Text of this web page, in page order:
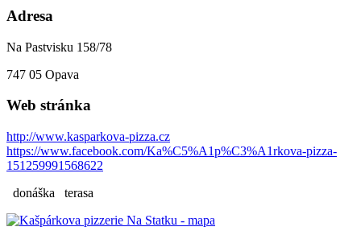
Adresa
Na Pastvisku 158/78
747 05 Opava
Web stránka
http://www.kasparkova-pizza.cz
https://www.facebook.com/Ka%C5%A1p%C3%A1rkova-pizza-
151259991568622
donáška
terasa